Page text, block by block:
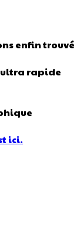
enfin trouvé
rapide
ici.